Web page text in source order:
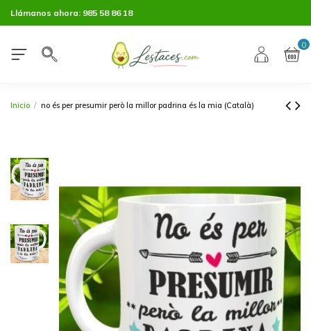
Llámanos ahora: 985 58 86 18
0
Inicio no és per presumir però la millor padrina és la mia (Català)